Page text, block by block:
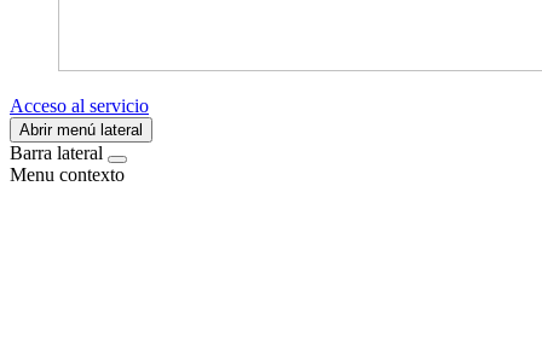
Acceso al servicio
Abrir menú lateral
Barra lateral
Menu contexto